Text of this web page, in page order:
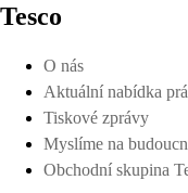
Tesco
O nás
Aktuální nabídka
Tiskové zprávy
Myslíme na
Obchodní skupina